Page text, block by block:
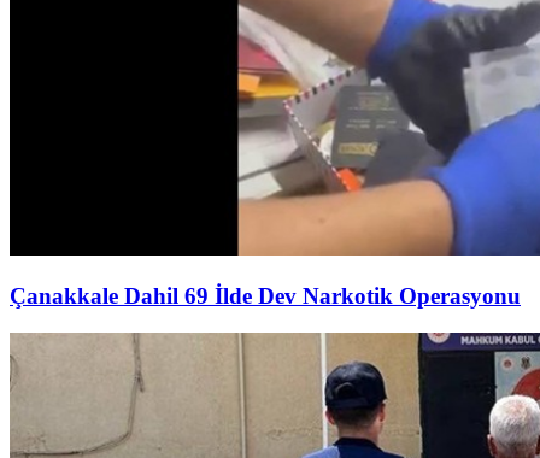
Çanakkale Dahil 69 İlde Dev Narkotik Operasyonu